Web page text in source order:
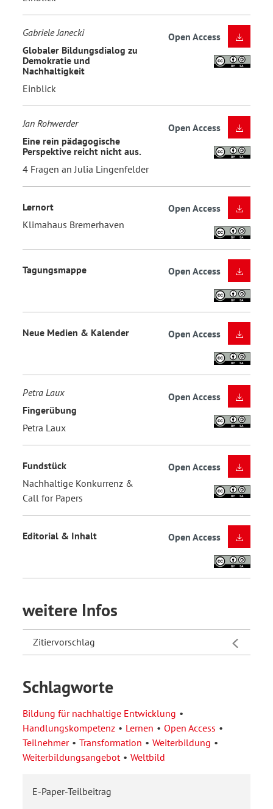
Gabriele Janecki
Globaler Bildungsdialog zu
Demokratie und
Nachhaltigkeit
Einblick
Open Access
Jan Rohwerder
Eine rein pädagogische
Perspektive reicht nicht aus.
4 Fragen an Julia Lingenfelder
Open Access
Lernort
Klimahaus Bremerhaven
Open Access
Tagungsmappe Open Access
Neue Medien & Kalender Open Access
Petra Laux
Fingerübung
Petra Laux
Open Access
Fundstück
Nachhaltige Konkurrenz &
Call for Papers
Open Access
Editorial & Inhalt Open Access
weitere Infos
Zitiervorschlag
Schlagworte
Bildung für nachhaltige Entwicklung
Handlungskompetenz
Lernen
Open Access
Teilnehmer
Transformation
Weiterbildung
Weiterbildungsangebot
Weltbild
E-Paper-Teilbeitrag